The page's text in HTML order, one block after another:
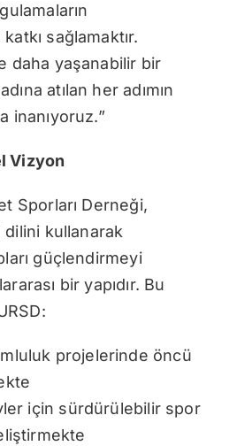
sağlamaktır.
daha yaşanabilir bir
atılan her adımın
inanıyoruz.”
Vizyon
Sporları Derneği,
kullanarak
güçlendirmeyi
bir yapıdır. Bu
projelerinde öncü
için sürdürülebilir spor